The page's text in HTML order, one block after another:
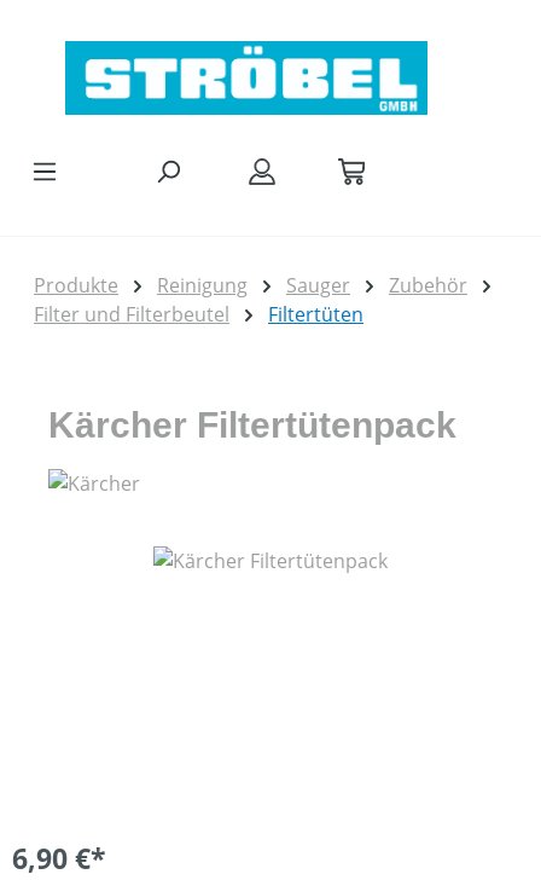
Produkte Reinigung Sauger
Zubehör
Filter und Filterbeutel
Filtertüten
Kärcher Filtertütenpack
Bildergalerie überspringen
6,90 €*